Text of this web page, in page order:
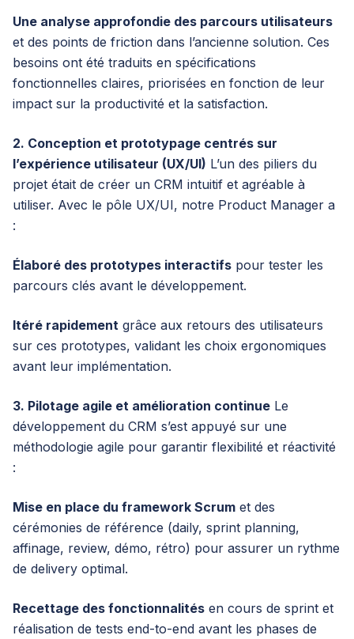
Une analyse approfondie des parcours utilisateurs
et des points de friction dans l’ancienne solution. Ces
besoins ont été traduits en spécifications
fonctionnelles claires, priorisées en fonction de leur
impact sur la productivité et la satisfaction.
2. Conception et prototypage centrés sur
l’expérience utilisateur (UX/UI) L’un des piliers du
projet était de créer un CRM intuitif et agréable à
utiliser. Avec le pôle UX/UI, notre Product Manager a
:
Élaboré des prototypes interactifs pour tester les
parcours clés avant le développement.
Itéré rapidement grâce aux retours des utilisateurs
sur ces prototypes, validant les choix ergonomiques
avant leur implémentation.
3. Pilotage agile et amélioration continue Le
développement du CRM s’est appuyé sur une
méthodologie agile pour garantir flexibilité et réactivité
:
Mise en place du framework Scrum et des
cérémonies de référence (daily, sprint planning,
affinage, review, démo, rétro) pour assurer un rythme
de delivery optimal.
Recettage des fonctionnalités en cours de sprint et
réalisation de tests end-to-end avant les phases de